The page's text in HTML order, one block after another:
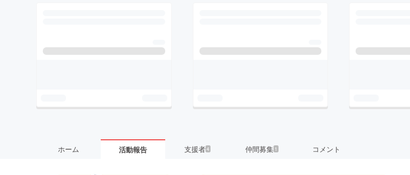
ホーム 活動報告 支援者4 仲間募集 1 コメント